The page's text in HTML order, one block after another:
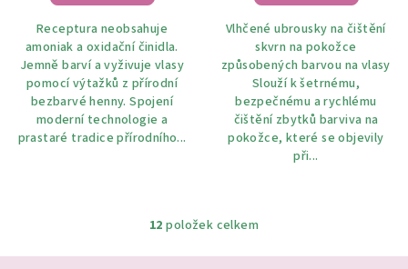
Receptura neobsahuje
amoniak a oxidační činidla.
Jemně barví a vyživuje vlasy
pomocí výtažků z přírodní
bezbarvé henny. Spojení
moderní technologie a
prastaré tradice přírodního...
Vlhčené ubrousky na čištění
skvrn na pokožce
způsobených barvou na vlasy
Slouží k šetrnému,
bezpečnému a rychlému
čištění zbytků barviva na
pokožce, které se objevily
při...
O
v
12 položek celkem